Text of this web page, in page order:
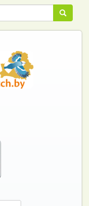
Пошук
Пошук